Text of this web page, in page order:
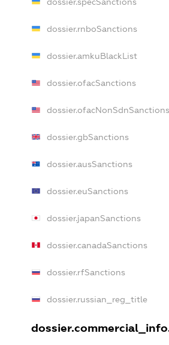
dossier.rnboSanctions
dossier.amkuBlackList
dossier.ofacSanctions
dossier.ofacNonSdnSanctions
dossier.gbSanctions
dossier.ausSanctions
dossier.euSanctions
dossier.japanSanctions
dossier.canadaSanctions
dossier.rfSanctions
dossier.russian_reg_title